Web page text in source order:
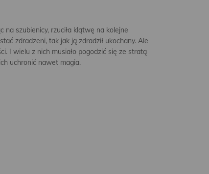
szubienicy, rzuciła klątwę na kolejne
zdradzeni, tak jak ją zdradził ukochany. Ale
I wielu z nich musiało pogodzić się ze stratą
uchronić nawet magia.